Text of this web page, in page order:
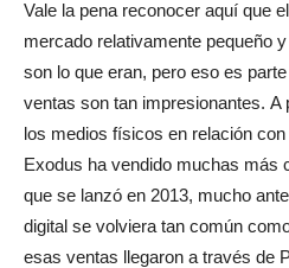
Vale la pena reconocer aquí que
mercado relativamente pequeño
son lo que eran, pero eso es
ventas son tan impresionantes. A
los medios físicos en relación
Exodus ha vendido muchas más
que se lanzó en 2013, mucho
digital se volviera tan común
esas ventas llegaron a través de